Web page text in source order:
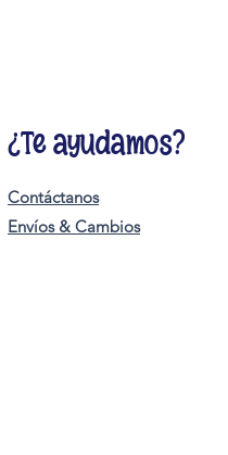
¿Te ayudamos?
Contáctanos
Envíos & Cambios